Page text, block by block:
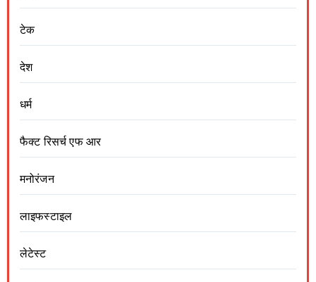
टेक
देश
धर्म
फैक्ट रिसर्च एफ आर
मनोरंजन
लाइफस्टाइल
लेटेस्ट